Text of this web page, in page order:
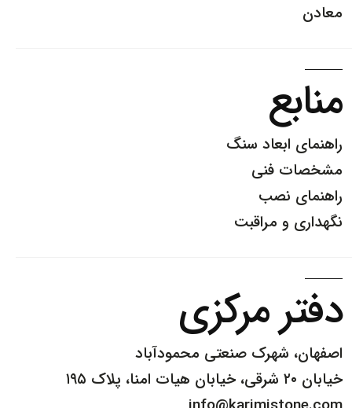
معادن
منابع
راهنمای ابعاد سنگ
مشخصات فنی
راهنمای نصب
نگهداری و مراقبت
دفتر مرکزی
اصفهان، شهرک صنعتی محمودآباد
خیابان ۲۰ شرقی، خیابان هیات امنا، پلاک ۱۹۵